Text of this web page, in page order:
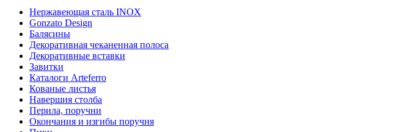
Нержавеющая сталь INOX
Gonzato Design
Балясины
Декоративная чеканенная полоса
Декоративные вставки
Завитки
Каталоги Arteferro
Кованые листья
Навершия столба
Перила, поручни
Окончания и изгибы поручня